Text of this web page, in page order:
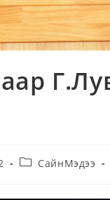
PostСайнМэдээ